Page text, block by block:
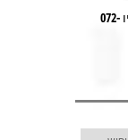
לשיחה עם יועץ משכנתא התקשרו עכשיו 072-